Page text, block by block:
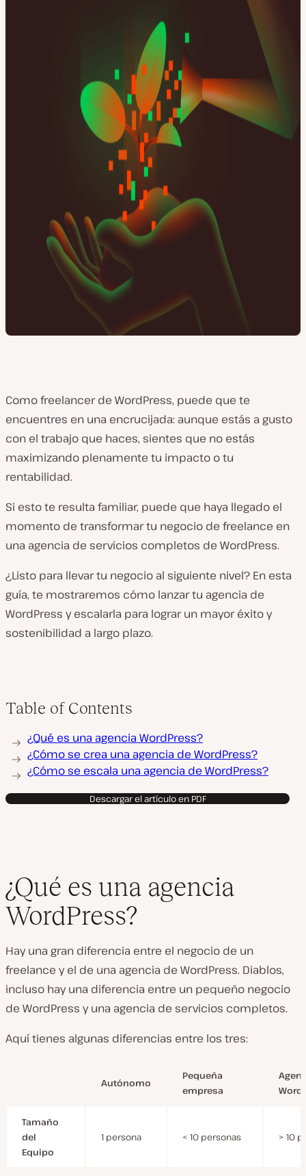
Como freelancer de WordPress, puede que te
encuentres en una encrucijada: aunque estás a gusto
con el trabajo que haces, sientes que no estás
maximizando plenamente tu impacto o tu
rentabilidad.
Si esto te resulta familiar, puede que haya llegado el
momento de transformar tu negocio de freelance en
una agencia de servicios completos de WordPress.
¿Listo para llevar tu negocio al siguiente nivel? En esta
guía, te mostraremos cómo lanzar tu agencia de
WordPress y escalarla para lograr un mayor éxito y
sostenibilidad a largo plazo.
Table of Contents
¿Qué es una agencia WordPress?
¿Cómo se crea una agencia de WordPress?
¿Cómo se escala una agencia de WordPress?
Descargar el artículo en PDF
¿Qué es una agencia
WordPress?
Hay una gran diferencia entre el negocio de un
freelance y el de una agencia de WordPress. Diablos,
incluso hay una diferencia entre un pequeño negocio
de WordPress y una agencia de servicios completos.
Aquí tienes algunas diferencias entre los tres:
Autónomo
Pequeña
empresa
Tamaño
del
Equipo
1 persona < 10 personas > 10